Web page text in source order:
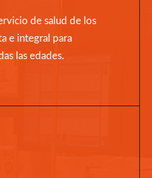
de salud de los
e integral para
las edades.